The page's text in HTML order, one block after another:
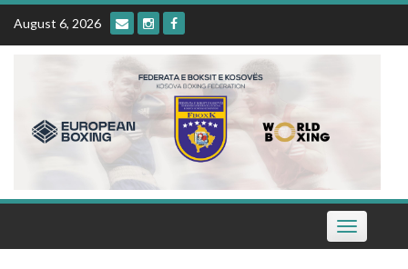
Skip
content
August 6, 2026
Toggle
navigation